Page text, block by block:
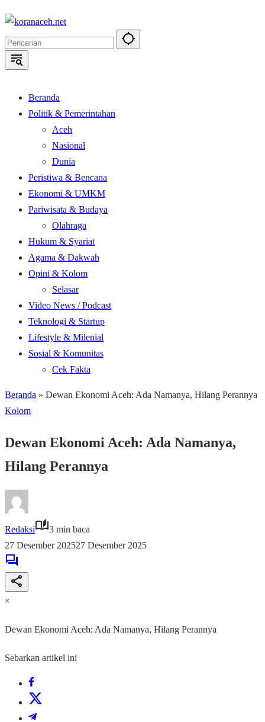
Langsung
konten
Beranda
Politik & Pemerintahan
Aceh
Nasional
Dunia
Peristiwa & Bencana
Ekonomi & UMKM
Pariwisata & Budaya
Olahraga
Hukum & Syariat
Agama & Dakwah
Opini & Kolom
Selasar
Video News / Podcast
Teknologi & Startup
Lifestyle & Milenial
Sosial & Komunitas
Cek Fakta
Beranda » Dewan Ekonomi Aceh: Ada Namanya, Hilang Perannya
Kolom
Dewan Ekonomi Aceh: Ada Namanya,
Hilang Perannya
Redaksi
3 min baca
27 Desember 202527 Desember 2025
×
Dewan Ekonomi Aceh: Ada Namanya, Hilang Perannya
Sebarkan artikel ini